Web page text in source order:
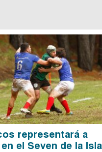
representará a
el Seven de la Isla